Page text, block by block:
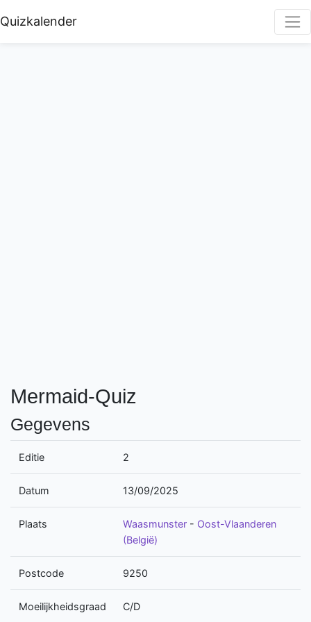
Quizkalender
Mermaid-Quiz
Gegevens
Editie 2
Datum 13/09/2025
Plaats Waasmunster - Oost-Vlaanderen
(België)
Postcode 9250
Moeilijkheidsgraad C/D